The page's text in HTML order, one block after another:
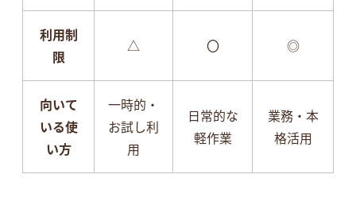
利用制
限
△ 〇 ◎
向いて
いる使
い方
一時的・
お試し利
用
日常的な
軽作業
業務・本
格活用